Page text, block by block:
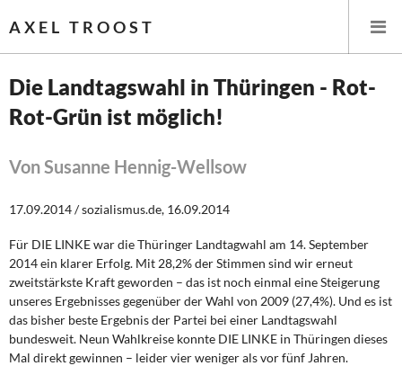
AXEL TROOST
Startseite
Themen
Leitlinien linker Wirtschafts- und Finanzpolitik
Wirtschaftspolitik
Steuer- und Finanzpolitik
Öffentliche Infrastruktur und Daseinsvorsorge
Die Landtagswahl in Thüringen - Rot-
Rot-Grün ist möglich!
Von Susanne Hennig-Wellsow
17.09.2014 / sozialismus.de, 16.09.2014
Für DIE LINKE war die Thüringer Landtagwahl am 14. September
2014 ein klarer Erfolg. Mit 28,2% der Stimmen sind wir erneut
zweitstärkste Kraft geworden – das ist noch einmal eine Steigerung
unseres Ergebnisses gegenüber der Wahl von 2009 (27,4%). Und es ist
das bisher beste Ergebnis der Partei bei einer Landtagswahl
bundesweit. Neun Wahlkreise konnte DIE LINKE in Thüringen dieses
Mal direkt gewinnen – leider vier weniger als vor fünf Jahren.